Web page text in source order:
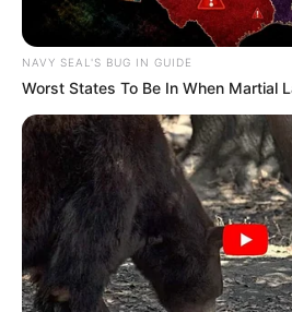
NAVY SEAL'S BUG IN GUIDE
Worst States To Be In When Martial